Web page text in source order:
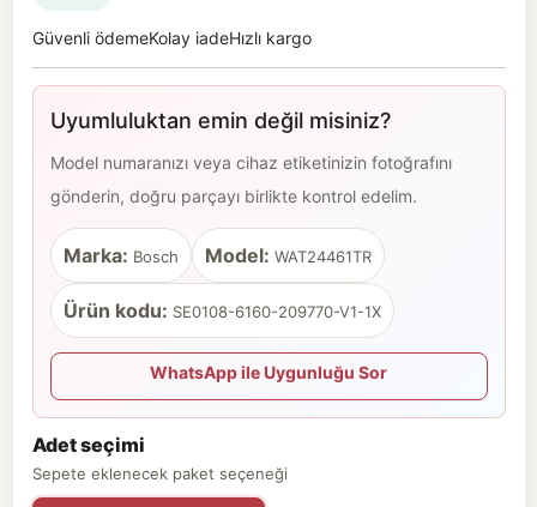
Güvenli ödemeKolay iadeHızlı kargo
Uyumluluktan emin değil misiniz?
Model numaranızı veya cihaz etiketinizin fotoğrafını
gönderin, doğru parçayı birlikte kontrol edelim.
Marka: Bosch Model: WAT24461TR
Ürün kodu: SE0108-6160-209770-V1-1X
WhatsApp ile Uygunluğu Sor
Adet seçimi
Sepete eklenecek paket seçeneği